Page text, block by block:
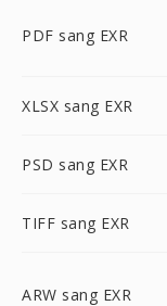
PDF sang EXR
XLSX sang EXR
PSD sang EXR
TIFF sang EXR
ARW sang EXR